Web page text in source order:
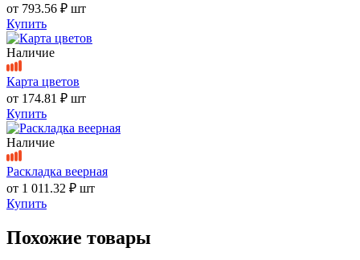
от 793.56 ₽ шт
Купить
Наличие
Карта цветов
от 174.81 ₽ шт
Купить
Наличие
Раскладка веерная
от 1 011.32 ₽ шт
Купить
Похожие товары